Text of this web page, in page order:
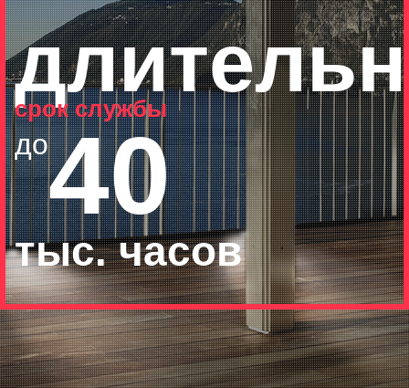
срок службы
до40
тыс. часов